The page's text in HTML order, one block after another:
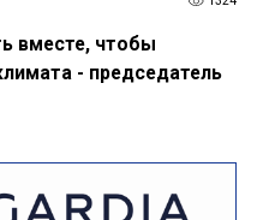
вместе, чтобы
- председатель